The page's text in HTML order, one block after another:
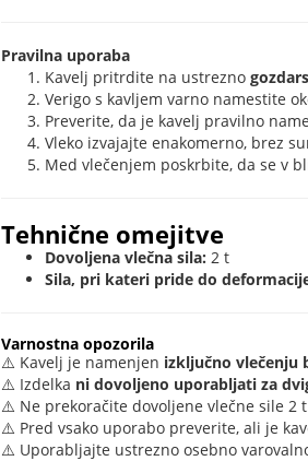
Pravilna uporaba
Kavelj pritrdite na ustrezno
Verigo s kavljem varno namestite
Preverite, da je kavelj pravilno
Vleko izvajajte enakomerno, brez
Med vlečenjem poskrbite, da se v
Tehnične omejitve
Dovoljena vlečna sila: 2 t
Sila, pri kateri pride do
Varnostna opozorila
⚠️ Kavelj je namenjen izključno vlečenju
⚠️ Izdelka ni dovoljeno uporabljati za
⚠️ Ne prekoračite dovoljene vlečne sile 2
⚠️ Pred vsako uporabo preverite, ali je
⚠️ Uporabljajte ustrezno osebno